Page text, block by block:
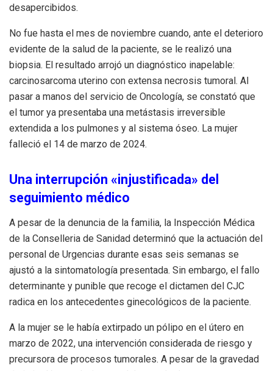
desapercibidos.
No fue hasta el mes de noviembre cuando, ante el deterioro
evidente de la salud de la paciente, se le realizó una
biopsia. El resultado arrojó un diagnóstico inapelable:
carcinosarcoma uterino con extensa necrosis tumoral. Al
pasar a manos del servicio de Oncología, se constató que
el tumor ya presentaba una metástasis irreversible
extendida a los pulmones y al sistema óseo. La mujer
falleció el 14 de marzo de 2024.
Una interrupción «injustificada» del
seguimiento médico
A pesar de la denuncia de la familia, la Inspección Médica
de la Conselleria de Sanidad determinó que la actuación del
personal de Urgencias durante esas seis semanas se
ajustó a la sintomatología presentada. Sin embargo, el fallo
determinante y punible que recoge el dictamen del CJC
radica en los antecedentes ginecológicos de la paciente.
A la mujer se le había extirpado un pólipo en el útero en
marzo de 2022, una intervención considerada de riesgo y
precursora de procesos tumorales. A pesar de la gravedad